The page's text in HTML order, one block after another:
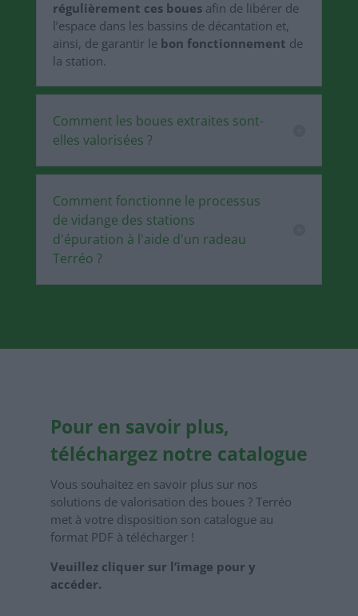
régulièrement ces bouesafin de libérer de
l’espace dans les bassins de décantation et,
ainsi, de garantir le bon fonctionnement de
la station.
Comment les boues extraites sont-
elles valorisées ?
Comment fonctionne le processus
de vidange des stations
d'épuration à l'aide d'un radeau
Terréo ?
Pour en savoir plus,
téléchargez notre catalogue
Vous souhaitez en savoir plus sur nos
solutions de valorisation des boues ? Terréo
met à votre disposition son catalogue au
format PDF à télécharger !
Veuillez cliquer sur l’image pour y
accéder.